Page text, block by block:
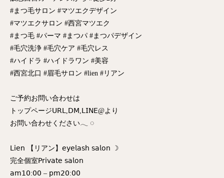
#まつ毛サロン #マツエクデザイン
#マツエクサロン #西宮マツエク
#まつ毛 #パーマ #まつパ #まつパデザイン
#毛穴洗浄 #毛穴ケア #毛穴レス
#ハイドラ #ハイドラワン #美容
#西宮北口 #眉毛サロン #lien #リアン
ご予約お問い合わせは
トップページ𝖴𝖱𝖫,𝖣𝖬,𝖫𝖨𝖭𝖤@より
お問い合わせください𓂃 ◌‬
𝖫𝗂𝖾𝗇 【リアン】𝖾𝗒𝖾𝗅𝖺𝗌𝗁 𝗌𝖺𝗅𝗈𝗇 ☽
完全個室𝖯𝗋𝗂𝗏𝖺𝗍𝖾 𝗌𝖺𝗅𝗈𝗇
𝖺𝗆𝟣𝟢:𝟢𝟢 – 𝗉𝗆𝟤𝟢:𝟢𝟢